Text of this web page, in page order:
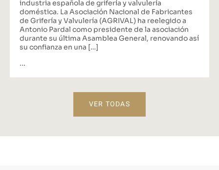
industria española de grifería y valvulería
doméstica. La Asociación Nacional de Fabricantes
de Grifería y Valvulería (AGRIVAL) ha reelegido a
Antonio Pardal como presidente de la asociación
durante su última Asamblea General, renovando así
su confianza en una […]
...
VER TODAS